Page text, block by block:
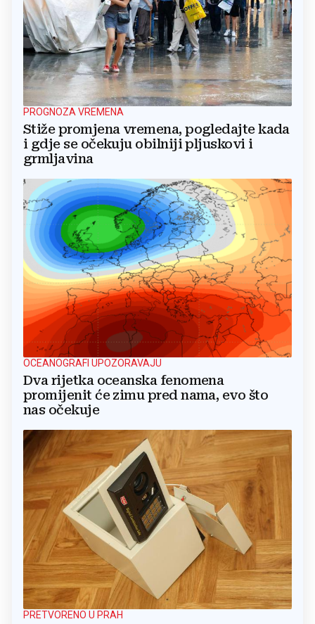
PROGNOZA VREMENA
Stiže promjena vremena, pogledajte kada
i gdje se očekuju obilniji pljuskovi i
grmljavina
OCEANOGRAFI UPOZORAVAJU
Dva rijetka oceanska fenomena
promijenit će zimu pred nama, evo što
nas očekuje
PRETVORENO U PRAH